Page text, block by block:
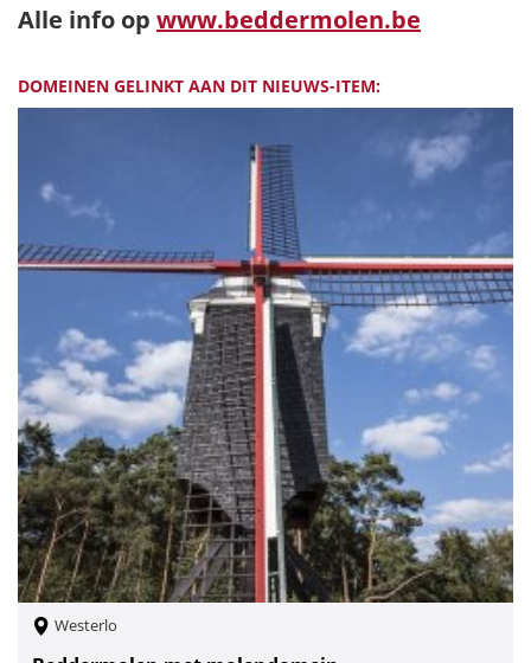
Alle info op www.beddermolen.be
DOMEINEN GELINKT AAN DIT NIEUWS-ITEM:
Westerlo